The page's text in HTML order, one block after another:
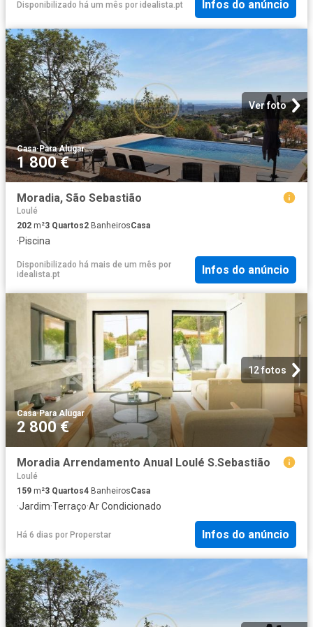
Disponibilizado há um mês por idealista.pt Infos do anúncio
Ver foto
Casa·Para Alugar
1 800 €
Moradia, São Sebastião
Loulé
202 m²3 Quartos2 BanheirosCasa
·Piscina
Disponibilizado há mais de um mês por
idealista.pt
Infos do anúncio
12 fotos
Casa·Para Alugar
2 800 €
Moradia Arrendamento Anual Loulé S.Sebastião
Loulé
159 m²3 Quartos4 BanheirosCasa
·Jardim·Terraço·Ar Condicionado
Há 6 dias por Properstar Infos do anúncio